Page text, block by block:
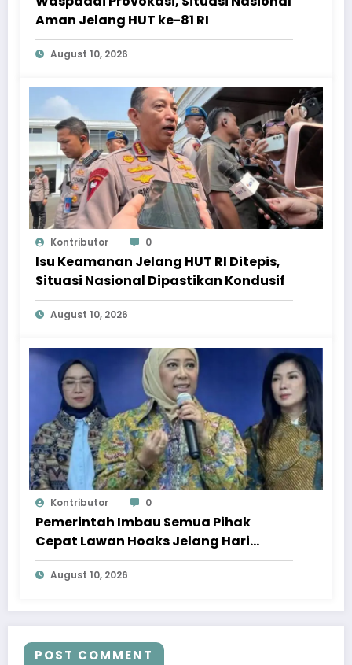
Aman Jelang HUT ke-81 RI
August 10, 2026
Kontributor 0
Isu Keamanan Jelang HUT RI Ditepis,
Situasi Nasional Dipastikan Kondusif
August 10, 2026
Kontributor 0
Pemerintah Imbau Semua Pihak
Cepat Lawan Hoaks Jelang Hari
Kemerdekaan
August 10, 2026
POST COMMENT